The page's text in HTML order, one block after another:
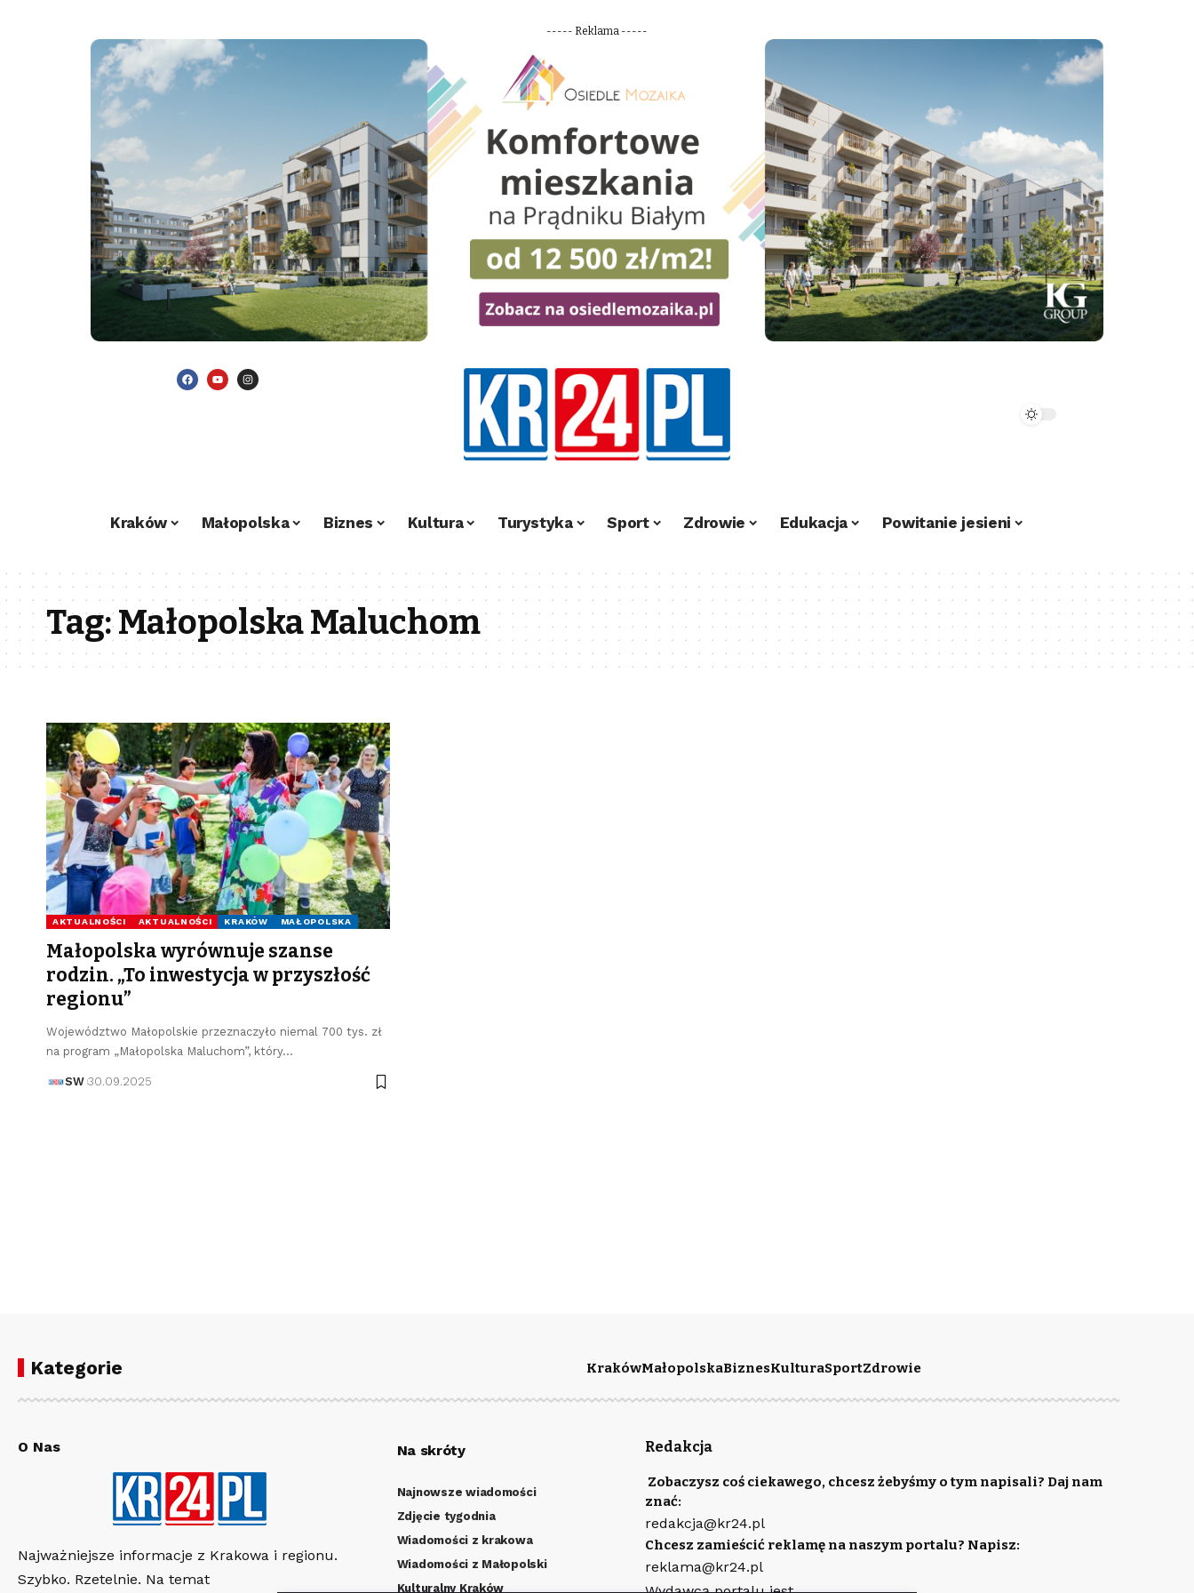
----- Reklama -----
Kraków Małopolska Biznes Kultura Turystyka Sport Zdrowie Edukacja Powitanie jesieni
Tag:Małopolska Maluchom
AKTUALNOŚCI AKTUALNOŚCI KRAKÓW MAŁOPOLSKA
Małopolska wyrównuje szanse
rodzin. „To inwestycja w przyszłość
regionu”
Województwo Małopolskie przeznaczyło niemal 700 tys. zł
na program „Małopolska Maluchom”, który…
SW 30.09.2025
Kategorie KrakówMałopolskaBiznesKulturaSportZdrowie
O Nas
Najważniejsze informacje z Krakowa i regionu.
Szybko. Rzetelnie. Na temat
Na skróty
Najnowsze wiadomości
Zdjęcie tygodnia
Wiadomości z krakowa
Wiadomości z Małopolski
Kulturalny Kraków
Redakcja
Zobaczysz coś ciekawego, chcesz żebyśmy o tym napisali? Daj nam
znać:
redakcja@kr24.pl
Chcesz zamieścić reklamę na naszym portalu? Napisz:
reklama@kr24.pl